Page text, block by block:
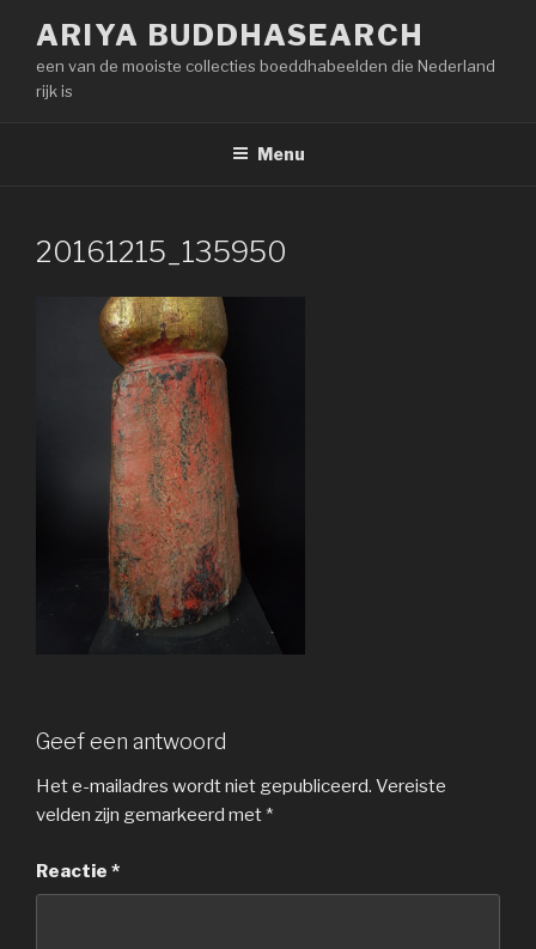
inhoud
springen
ARIYA BUDDHASEARCH
een van de mooiste collecties boeddhabeelden die Nederland
rijk is
Menu
20161215_135950
Geef een antwoord
Het e-mailadres wordt niet gepubliceerd. Vereiste
velden zijn gemarkeerd met *
Reactie *